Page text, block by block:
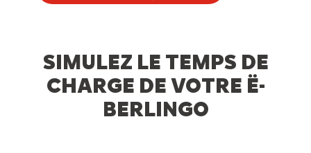
SIMULEZ LE TEMPS DE
CHARGE DE VOTRE Ë-
BERLINGO